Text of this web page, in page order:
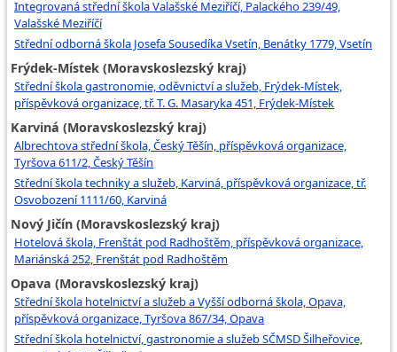
Integrovaná střední škola Valašské Meziříčí, Palackého 239/49,
Valašské Meziříčí
Střední odborná škola Josefa Sousedíka Vsetín, Benátky 1779, Vsetín
Frýdek-Místek (Moravskoslezský kraj)
Střední škola gastronomie, oděvnictví a služeb, Frýdek-Místek,
příspěvková organizace, tř. T. G. Masaryka 451, Frýdek-Místek
Karviná (Moravskoslezský kraj)
Albrechtova střední škola, Český Těšín, příspěvková organizace,
Tyršova 611/2, Český Těšín
Střední škola techniky a služeb, Karviná, příspěvková organizace, tř.
Osvobození 1111/60, Karviná
Nový Jičín (Moravskoslezský kraj)
Hotelová škola, Frenštát pod Radhoštěm, příspěvková organizace,
Mariánská 252, Frenštát pod Radhoštěm
Opava (Moravskoslezský kraj)
Střední škola hotelnictví a služeb a Vyšší odborná škola, Opava,
příspěvková organizace, Tyršova 867/34, Opava
Střední škola hotelnictví, gastronomie a služeb SČMSD Šilheřovice,